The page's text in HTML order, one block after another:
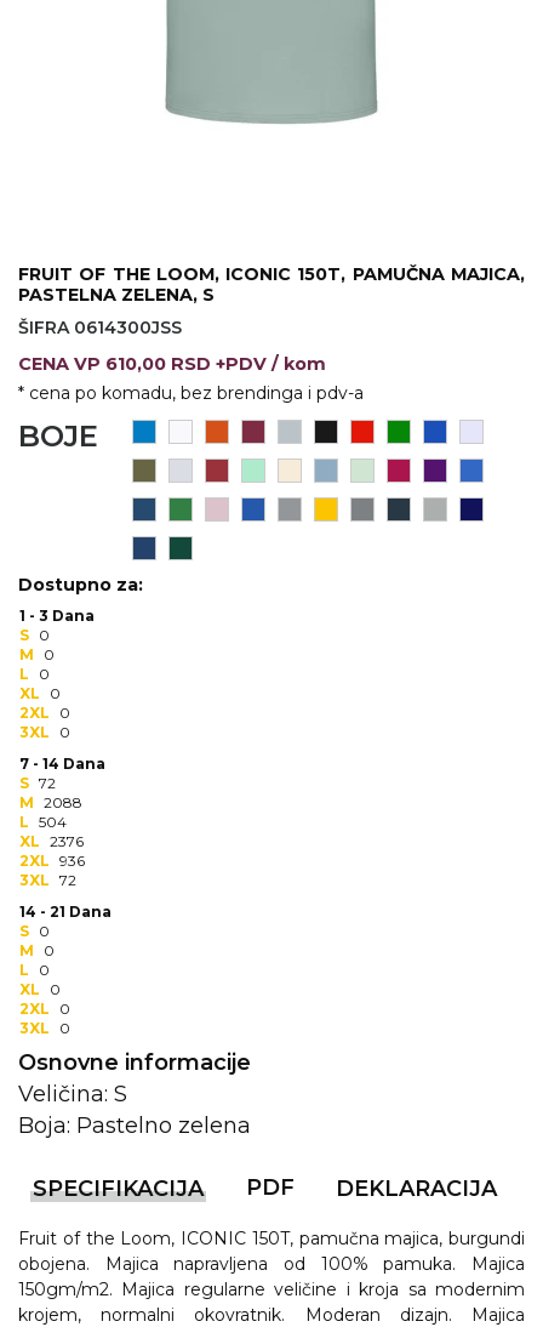
ŠOLJE
LAMPE
ZDRAVLJE I LEPOTA
DUKSEVI I KABANICE
KAČKETI, KAPE I ŠEŠIRI
POLO MAJICE
KOŠULJE
UNIFORME
STRETCH TOPS
SUBLIMACIJA
CRICKET UPALJAČI
ŠIBICA
JAKNE I PRSLUCI
HYGIENIC KOLEKCIJA
OKOVRATNE ID TRAKICE
PRIBOR ZA PISANJE
NARUKVICE ZA ŽURKE I
DOGAĐAJE
BOCE
TEHNOLOGIJA
USB
KOŠULJE
TEKSTIL
PEŠKIRI
FRUIT OF THE LOOM, ICONIC 150T, PAMUČNA MAJICA,
PASTELNA ZELENA, S
ŠIFRA 0614300JSS
CENA VP 610,00 RSD +PDV / kom
* cena po komadu, bez brendinga i pdv-a
BOJE
Dostupno za:
1 - 3 Dana
S 0
M
0
L
0
XL
0
2XL
0
3XL
0
7 - 14 Dana
S 72
M 2088
L 504
XL 2376
2XL 936
3XL 72
14 - 21 Dana
S 0
M
0
L
0
XL
0
2XL
0
3XL
0
Osnovne informacije
Veličina: S
Boja: Pastelno zelena
SPECIFIKACIJA PDF DEKLARACIJA
Fruit of the Loom, ICONIC 150T, pamučna majica, burgundi
obojena. Majica napravljena od 100% pamuka. Majica
150gm/m2. Majica regularne veličine i kroja sa modernim
krojem, normalni okovratnik. Moderan dizajn. Majica